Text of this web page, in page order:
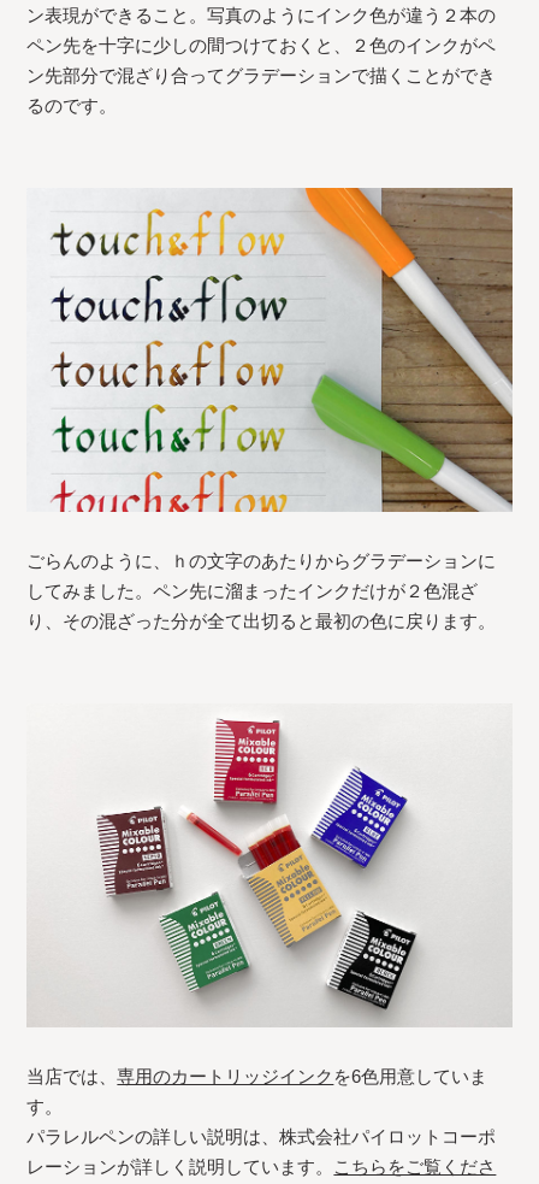
ン表現ができること。写真のようにインク色が違う２本の
ペン先を十字に少しの間つけておくと、２色のインクがペ
ン先部分で混ざり合ってグラデーションで描くことができ
るのです。
ごらんのように、ｈの文字のあたりからグラデーションに
してみました。ペン先に溜まったインクだけが２色混ざ
り、その混ざった分が全て出切ると最初の色に戻ります。
当店では、専用のカートリッジインク を6色用意していま
す。
パラレルペンの詳しい説明は、株式会社パイロットコーポ
レーションが詳しく説明しています。 こちらをご覧くださ